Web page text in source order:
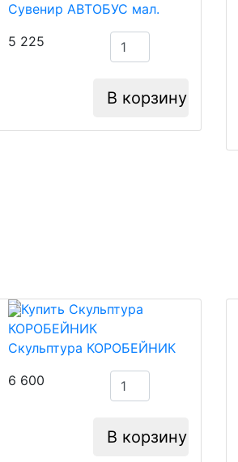
Сувенир АВТОБУС мал.
5 225
В корзину
Скульптура КОРОБЕЙНИК
6 600
В корзину